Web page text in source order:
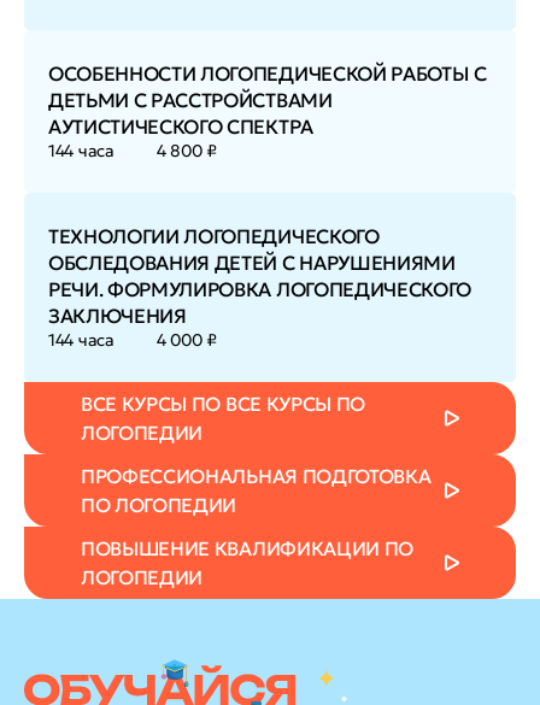
ОСОБЕННОСТИ ЛОГОПЕДИЧЕСКОЙ РАБОТЫ С
ДЕТЬМИ С РАССТРОЙСТВАМИ
АУТИСТИЧЕСКОГО СПЕКТРА
144 часа 4 800 ₽
ТЕХНОЛОГИИ ЛОГОПЕДИЧЕСКОГО
ОБСЛЕДОВАНИЯ ДЕТЕЙ С НАРУШЕНИЯМИ
РЕЧИ. ФОРМУЛИРОВКА ЛОГОПЕДИЧЕСКОГО
ЗАКЛЮЧЕНИЯ
144 часа 4 000 ₽
ВСЕ КУРСЫ ПО ВСЕ КУРСЫ ПО
ЛОГОПЕДИИ
ПРОФЕССИОНАЛЬНАЯ ПОДГОТОВКА
ПО ЛОГОПЕДИИ
ПОВЫШЕНИЕ КВАЛИФИКАЦИИ ПО
ЛОГОПЕДИИ